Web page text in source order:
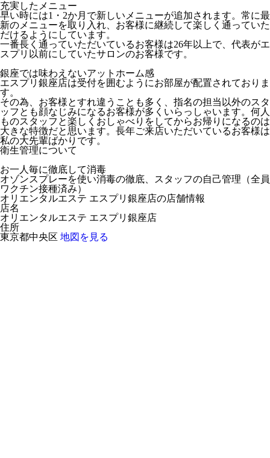
充実したメニュー
早い時には1・2か月で新しいメニューが追加されます。常に最
新のメニューを取り入れ、お客様に継続して楽しく通っていた
だけるようにしています。
一番長く通っていただいているお客様は26年以上で、代表がエ
スプリ以前にしていたサロンのお客様です。
銀座では味わえないアットホーム感
エスプリ銀座店は受付を囲むようにお部屋が配置されておりま
す。
その為、お客様とすれ違うことも多く、指名の担当以外のスタ
ッフとも顔なじみになるお客様が多くいらっしゃいます。何人
ものスタッフと楽しくおしゃべりをしてからお帰りになるのは
大きな特徴だと思います。長年ご来店いただいているお客様は
私の大先輩ばかりです。
衛生管理について
お一人毎に徹底して消毒
オゾンスプレーを使い消毒の徹底、スタッフの自己管理（全員
ワクチン接種済み）
オリエンタルエステ エスプリ銀座店の店舗情報
店名
オリエンタルエステ エスプリ銀座店
住所
東京都中央区 地図を見る